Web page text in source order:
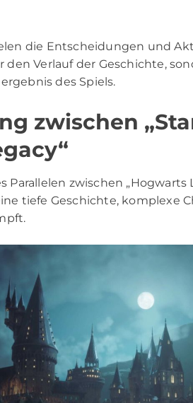
die Entscheidungen und
den Verlauf der Geschichte,
des Spiels.
zwischen
zwischen „Hogwarts
tiefe Geschichte, komplexe